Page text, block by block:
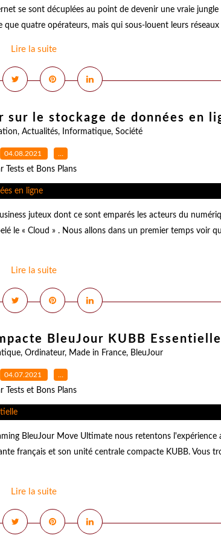
se sont décuplées au point de devenir une vraie jungle
quatre opérateurs, mais qui sous-louent leurs réseaux
Lire la suite
sur le stockage de données en
, Actualités, Informatique, Société
04.08.2021 …
Tests et Bons Plans
juteux dont ce sont emparés les acteurs du
le « Cloud » . Nous allons dans un premier temps voir
Lire la suite
BleuJour KUBB Essentielle
, Ordinateur, Made in France, BleuJour
04.07.2021 …
Tests et Bons Plans
BleuJour Move Ultimate nous retentons l'expérience
français et son unité centrale compacte KUBB. Vous
Lire la suite